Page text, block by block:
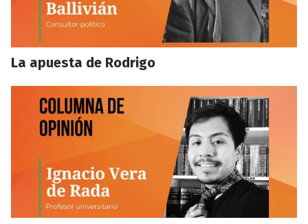
La apuesta de Rodrigo